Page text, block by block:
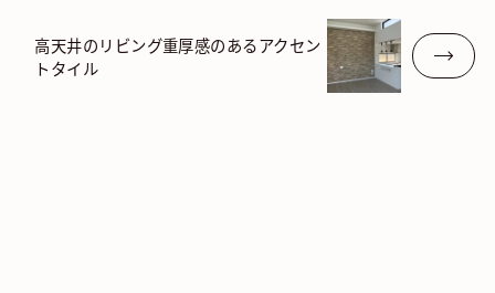
高天井のリビング重厚感のあるアクセン
トタイル